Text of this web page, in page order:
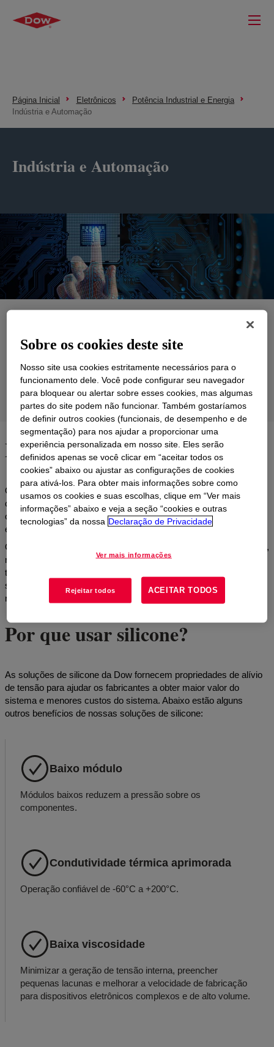
Página Inicial Eletrônicos
Potência Industrial e Energia
Indústria e Automação
Indústria e Automação
Produtos
Suporte
Grupos de Produtos
Materiais resistentes
Quando se trata de gerenciamento de energia e automação, uma
coisa é certa: os conjuntos eletrônicos avançados que compõem
o sistema devem ser confiáveis e de alto desempenho,
especialmente em ambientes externos, tóxicos e de alta energia.
Quer a tarefa seja transmissão, distribuição, proteção de circuitos,
medição, automação de processos ou instrumentação analítica,
temos o conhecimento e os materiais colaborativos para ajudar
seus eletrônicos avançados a desempenhar de forma confiável
nesses ambientes exigentes, ano após ano.
Por que usar silicone?
As soluções de silicone da Dow fornecem propriedades de alívio
de tensão para ajudar os fabricantes a obter maior valor do
sistema e menores custos do sistema. Abaixo estão alguns
outros benefícios de nossas soluções de silicone:
Baixo módulo
Módulos baixos reduzem a pressão sobre os
componentes.
Condutividade térmica aprimorada
Operação confiável de -60°C a +200°C.
Baixa viscosidade
Minimizar a geração de tensão interna, preencher
pequenas lacunas e melhorar a velocidade de fabricação
para dispositivos eletrônicos complexos e de alto volume.
Sobre os cookies deste site
Nosso site usa cookies estritamente necessários para o
funcionamento dele. Você pode configurar seu navegador
para bloquear ou alertar sobre esses cookies, mas algumas
partes do site podem não funcionar. Também gostaríamos
de definir outros cookies (funcionais, de desempenho e de
segmentação) para nos ajudar a proporcionar uma
experiência personalizada em nosso site. Eles serão
definidos apenas se você clicar em “aceitar todos os
cookies” abaixo ou ajustar as configurações de cookies
para ativá-los. Para obter mais informações sobre como
usamos os cookies e suas escolhas, clique em “Ver mais
informações” abaixo e veja a seção “cookies e outras
tecnologias” da nossa Declaração de Privacidade
Ver mais informações
Rejeitar todos ACEITAR TODOS